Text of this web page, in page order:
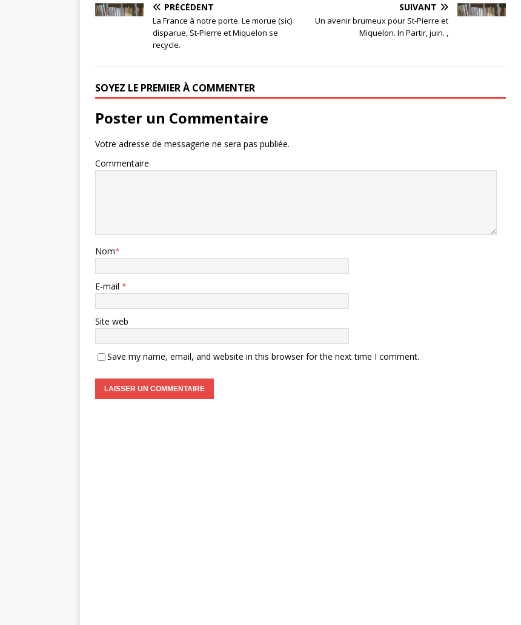
PRÉCÉDENT
La France à notre porte. Le morue (sic)
disparue, St-Pierre et Miquelon se
recycle.
SUIVANT
Un avenir brumeux pour St-Pierre et
Miquelon. In Partir, juin. ,
SOYEZ LE PREMIER À COMMENTER
Poster un Commentaire
Votre adresse de messagerie ne sera pas publiée.
Commentaire
Nom*
E-mail *
Site web
Save my name, email, and website in this browser for the next time I comment.